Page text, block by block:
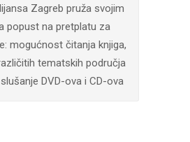
Zagreb pruža svojim
popust na pretplatu za
mogućnost čitanja knjiga,
tematskih područja
DVD-ova i CD-ova